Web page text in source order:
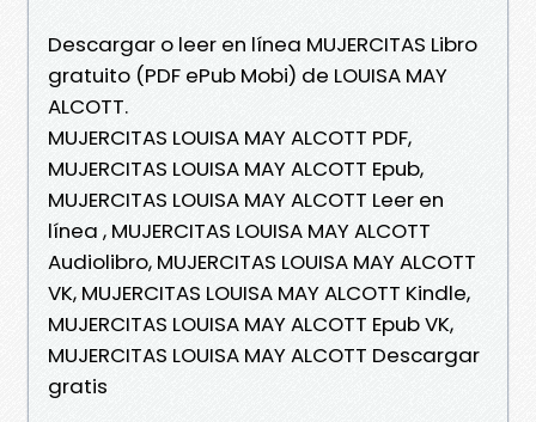
Descargar o leer en línea MUJERCITAS Libro
gratuito (PDF ePub Mobi) de LOUISA MAY
ALCOTT.
MUJERCITAS LOUISA MAY ALCOTT PDF,
MUJERCITAS LOUISA MAY ALCOTT Epub,
MUJERCITAS LOUISA MAY ALCOTT Leer en
línea , MUJERCITAS LOUISA MAY ALCOTT
Audiolibro, MUJERCITAS LOUISA MAY ALCOTT
VK, MUJERCITAS LOUISA MAY ALCOTT Kindle,
MUJERCITAS LOUISA MAY ALCOTT Epub VK,
MUJERCITAS LOUISA MAY ALCOTT Descargar
gratis